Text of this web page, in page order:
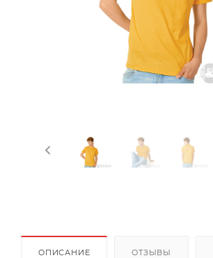
ОПИСАНИЕ ОТЗЫВЫ